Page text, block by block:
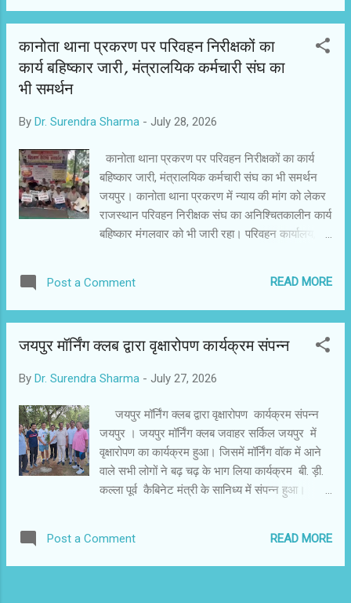
बिल पास कराने और फाइल को आगे बढ़ाने की एवज में यह
सेंटर माने जाने वाले कलेक्ट्रेट के भीतर हुई इस कार्रवाई
से कलेक्ट्रेट परिसर के अधिकारियों, कर्मचारियों और
सुनील सिहाग के नेतृत्व में पूरी सतर्कता के साथ अंजाम दी
कलेक्ट्रेट में घटित इस भ्रष्टाचार के मामले में पीड़ित
परिवादी ने परेशान होकर एसीबी का दरवाजा खटखटाया
था। जानकारी के मुताबिक परिवादी का कलेक्ट्रेट...
कानोता थाना प्रकरण पर परिवहन निरीक्षकों का
कार्य बहिष्कार जारी, मंत्रालयिक कर्मचारी संघ का
भी समर्थन
By Dr. Surendra Sharma - July 28, 2026
कानोता थाना प्रकरण पर परिवहन निरीक्षकों का कार्य
बहिष्कार जारी, मंत्रालयिक कर्मचारी संघ का भी समर्थन
जयपुर। कानोता थाना प्रकरण में न्याय की मांग को लेकर
राजस्थान परिवहन निरीक्षक संघ का अनिश्चितकालीन कार्य
बहिष्कार मंगलवार को भी जारी रहा। परिवहन कार्यालय,
पर चर्चा की। संघ ने निर्णय लिया कि परिवहन निरीक्षक
नवल किशोर मीणा के साथ कथित मारपीट एवं दुर्व्यवहार
प्राथमिकी दर्ज होने तक कार्य बहिष्कार जारी रहेगा। इस
आंदोलन को समर्थन देते हुए परिवहन एवं सड़क सुरक्षा
अधिकारियों-कर्मचारियों की सुरक्षा, सम्मान और भयमुक्त
कार्य वातावरण सुनिश्चित करने की मांग की। परिवहन
निरीक्षक संघ ने कहा कि यह मामला केवल एक अधिकारी
का नहीं, बल्कि पूरे परिवहन विभाग के कर्मचारियों के सम्मान
और सुरक्षा से जुड़ा है। न्याय मिलने तक आंदोलन और
Post a Comment READ MORE
जयपुर मॉर्निंग क्लब द्वारा वृक्षारोपण कार्यक्रम संपन्न
By Dr. Surendra Sharma - July 27, 2026
जयपुर मॉर्निंग क्लब द्वारा वृक्षारोपण कार्यक्रम संपन्न
जयपुर । जयपुर मॉर्निंग क्लब जवाहर सर्किल जयपुर में
वृक्षारोपण का कार्यक्रम हुआ। जिसमें मॉर्निंग वॉक में आने
वाले सभी लोगों ने बढ़ चढ़ के भाग लिया कार्यक्रम बी. ड़ी.
कल्ला पूर्व कैबिनेट मंत्री के सानिध्य में संपन्न हुआ।
टैक्स, मारकंडेय सिंह चौहान, संतोष शर्मा , भंवरलाल स्वामी
, ताराचंद चौधरी, तेजराम गांधी, प्रेम शर्मा, वीरभान मीणा,
Post a Comment READ MORE